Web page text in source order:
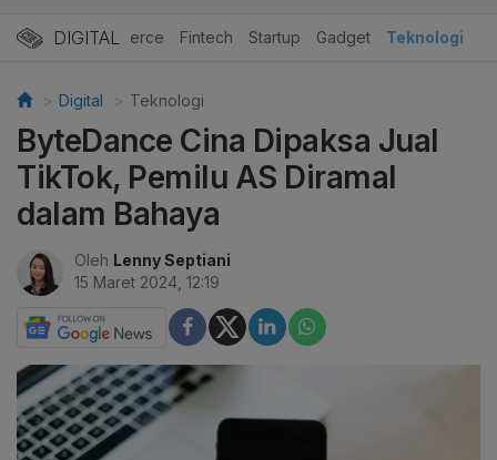
DIGITAL
E-Commerce Fintech Startup Gadget Teknologi
Digital Teknologi
ByteDance Cina Dipaksa Jual
TikTok, Pemilu AS Diramal
dalam Bahaya
Oleh Lenny Septiani
15 Maret 2024, 12:19